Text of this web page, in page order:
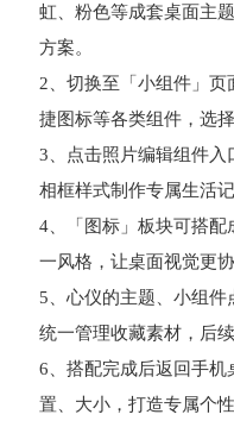
虹、粉色等成套桌面主
方案。
2、切换至「小组件」
捷图标等各类组件，选
3、点击照片编辑组件入
相框样式制作专属生活记
4、「图标」板块可搭
一风格，让桌面视觉更协
5、心仪的主题、小组
统一管理收藏素材，后
6、搭配完成后返回手
置、大小，打造专属个